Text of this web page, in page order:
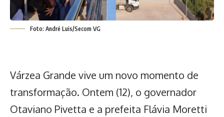
Foto: André Luis/Secom VG
Várzea Grande vive um novo momento de
transformação. Ontem (12), o governador
Otaviano Pivetta e a prefeita Flávia Moretti